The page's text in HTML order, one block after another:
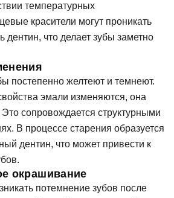
температурных
красители могут проникать
дентин, что делает зубы заметно
постепенно желтеют и темнеют.
эмали изменяются, она
сопровождается структурными
В процессе старения образуется
дентин, что может привести к
окрашивание
потемнение зубов после